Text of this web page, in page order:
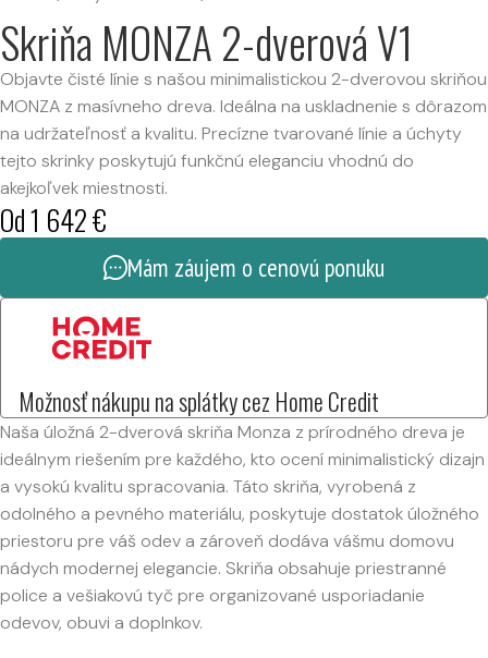
Skriňa MONZA 2-dverová V1
Objavte čisté línie s našou minimalistickou 2-dverovou skriňou
MONZA z masívneho dreva. Ideálna na uskladnenie s dôrazom
na udržateľnosť a kvalitu. Precízne tvarované línie a úchyty
tejto skrinky poskytujú funkčnú eleganciu vhodnú do
akejkoľvek miestnosti.
Od1 642€
Mám záujem o cenovú ponuku
Možnosť nákupu na splátky cez Home Credit
Naša úložná 2-dverová skriňa Monza z prírodného dreva je
ideálnym riešením pre každého, kto ocení minimalistický dizajn
a vysokú kvalitu spracovania. Táto skriňa, vyrobená z
odolného a pevného materiálu, poskytuje dostatok úložného
priestoru pre váš odev a zároveň dodáva vášmu domovu
nádych modernej elegancie. Skriňa obsahuje priestranné
police a vešiakovú tyč pre organizované usporiadanie
odevov, obuvi a doplnkov.